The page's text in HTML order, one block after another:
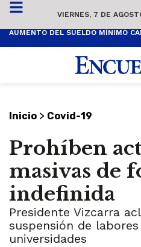
VIERNES, 7 DE
Inicio > Covid-19
Prohíben
masivas de
indefinida
Presidente Vizcarra
suspensión de
universidades